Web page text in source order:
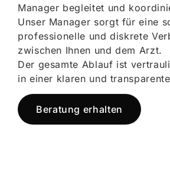
Manager begleitet und
Unser Manager sorgt für eine
professionelle und diskrete
zwischen Ihnen und dem Arzt.
Der gesamte Ablauf ist
in einer klaren und
Beratung erhalten